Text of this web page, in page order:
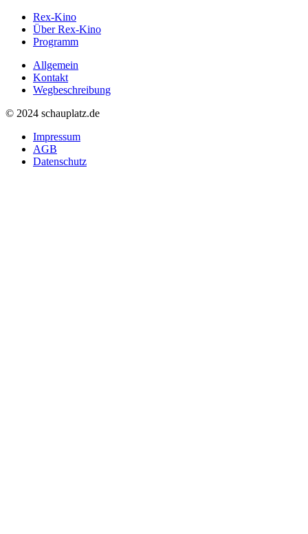
Rex-Kino
Über Rex-Kino
Programm
Allgemein
Kontakt
Wegbeschreibung
© 2024 schauplatz.de
Impressum
AGB
Datenschutz